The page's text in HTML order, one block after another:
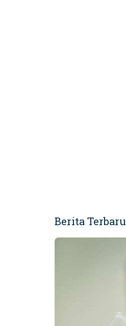
Berita Terbaru